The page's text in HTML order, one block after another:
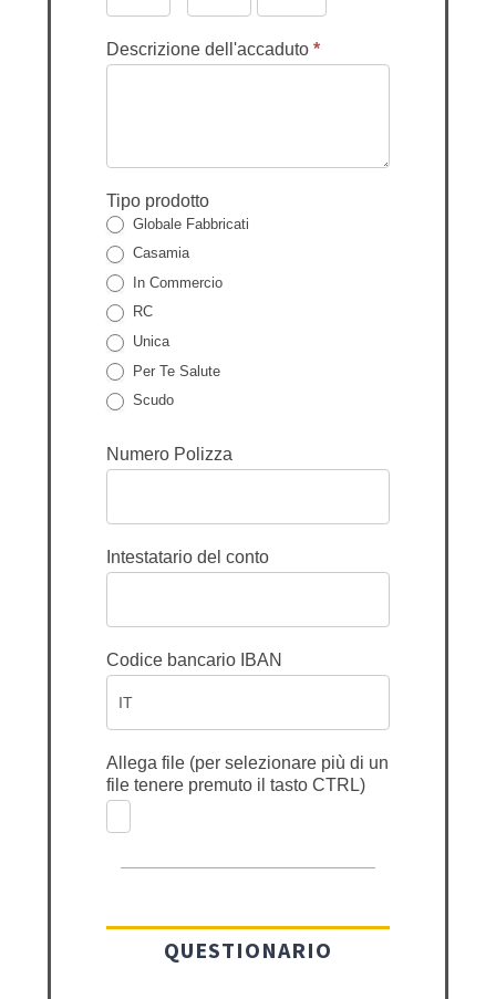
Descrizione dell'accaduto *
Tipo prodotto
Globale Fabbricati
Casamia
In Commercio
RC
Unica
Per Te Salute
Scudo
Numero Polizza
Intestatario del conto
Codice bancario IBAN
Allega file (per selezionare più di un
file tenere premuto il tasto CTRL)
QUESTIONARIO